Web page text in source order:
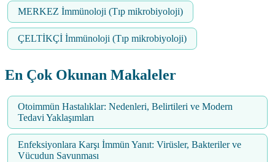
MERKEZ İmmünoloji (Tıp mikrobiyoloji)
ÇELTİKÇİ İmmünoloji (Tıp mikrobiyoloji)
En Çok Okunan Makaleler
Otoimmün Hastalıklar: Nedenleri, Belirtileri ve Modern
Tedavi Yaklaşımları
Enfeksiyonlara Karşı İmmün Yanıt: Virüsler, Bakteriler ve
Vücudun Savunması